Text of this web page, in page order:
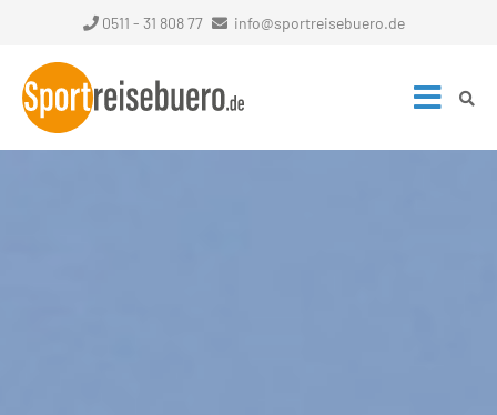
0511 - 31 808 77 info@sportreisebuero.de